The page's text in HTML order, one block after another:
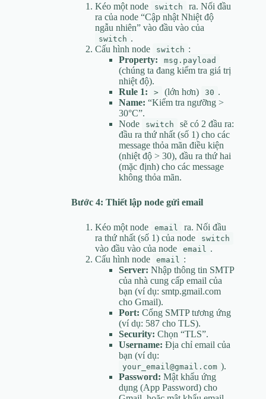
Kéo một node switch
ra. Nối đầu
ra của node “Cập nhật Nhiệt độ
ngẫu nhiên” vào đầu vào của
switch .
Cấu hình node
switch :
Property:
msg.payload
(chúng ta đang kiểm tra giá trị
nhiệt độ).
Rule 1:
> (lớn hơn) 30 .
Name: “Kiểm tra ngưỡng >
30°C”.
Node
switch
sẽ có 2 đầu ra:
đầu ra thứ nhất (số 1) cho các
message thỏa mãn điều kiện
(nhiệt độ > 30), đầu ra thứ hai
(mặc định) cho các message
không thỏa mãn.
Bước 4: Thiết lập node gửi email
Kéo một node email
ra. Nối đầu
ra thứ nhất (số 1) của node
switch
vào đầu vào của node email
.
Cấu hình node
email
:
Server: Nhập thông tin SMTP
của nhà cung cấp email của
bạn (ví dụ: smtp.gmail.com
cho Gmail).
Port: Cổng SMTP tương ứng
(ví dụ: 587 cho TLS).
Security: Chọn “TLS”.
Username: Địa chỉ email của
bạn (ví dụ:
your_email@gmail.com ).
Password: Mật khẩu ứng
dụng (App Password) cho